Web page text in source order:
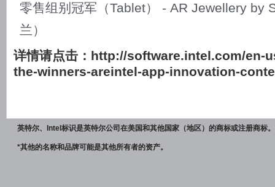
零售组别冠军（Tablet） - AR Jewellery by
兰）
详情请点击： http://software.intel.com/en-
the-winners-areintel-app-innovation-
英特尔、Intel标识是英特尔公司在美国和其他国家（地区）的商标或注册商标。
*其他的名称和品牌可能是其他所有者的资产。